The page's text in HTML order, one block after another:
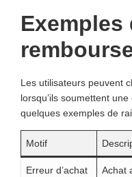
Exemples
Les utilisateurs peuvent
lorsqu’ils soumettent
quelques exemples de
Motif
Erreur d’achat
Achat